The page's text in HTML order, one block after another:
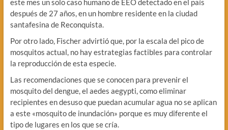
este mes un solo caso humano de EEO detectado en el país
después de 27 años, en un hombre residente en la ciudad
santafesina de Reconquista.
Por otro lado, Fischer advirtió que, por la escala del pico de
mosquitos actual, no hay estrategias factibles para controlar
la reproducción de esta especie.
Las recomendaciones que se conocen para prevenir el
mosquito del dengue, el aedes aegypti, como eliminar
recipientes en desuso que puedan acumular agua no se aplican
a este «mosquito de inundación» porque es muy diferente el
tipo de lugares en los que se cría.